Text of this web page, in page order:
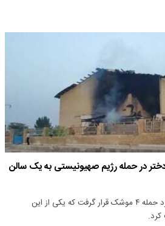
دختر در حمله رژیم صهیونیستی به یک سالن
شهرستان لامرد در ساعت ۱۷ مورد حمله ۴ موشک قرار گرفت که یکی از این